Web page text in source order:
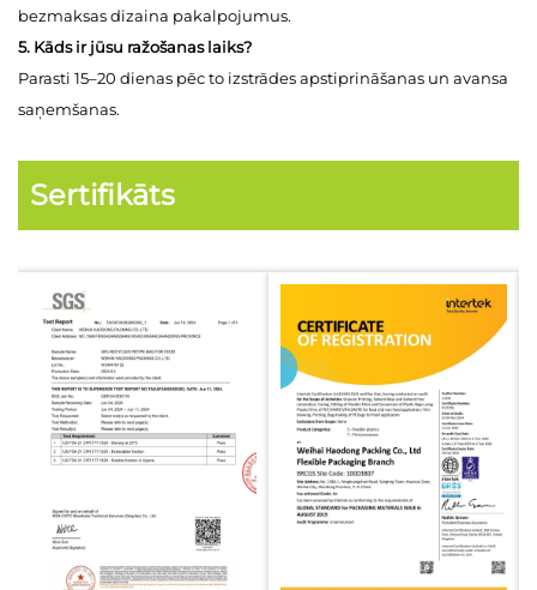
bezmaksas dizaina pakalpojumus.
5. Kāds ir jūsu ražošanas laiks?
Parasti 15–20 dienas pēc to izstrādes apstiprināšanas un avansa
saņemšanas.
Sertifikāts